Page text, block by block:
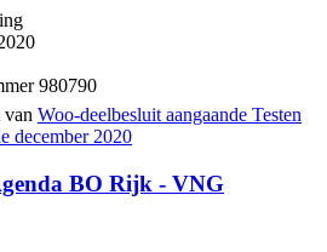
980790
van Woo-deelbesluit aangaande Testen
december 2020
BO Rijk - VNG